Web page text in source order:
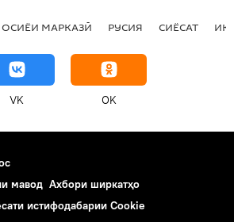
ОСИЁИ МАРКАЗӢ РУСИЯ СИЁСАТ
VK OK
мавод Ахбори ширкатҳо
истифодабарии Cookie